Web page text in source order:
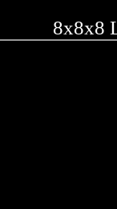
8x8x8